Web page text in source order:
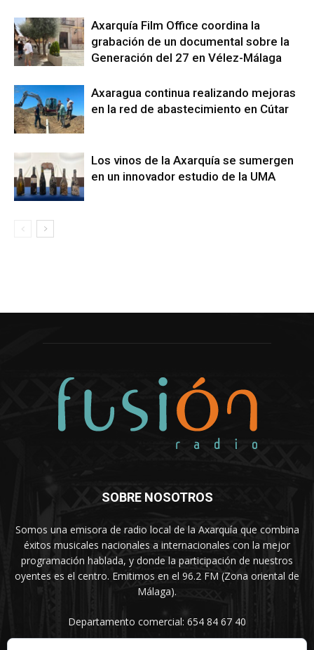
Axarquía Film Office coordina la
grabación de un documental sobre la
Generación del 27 en Vélez-Málaga
Axaragua continua realizando mejoras
en la red de abastecimiento en Cútar
Los vinos de la Axarquía se sumergen
en un innovador estudio de la UMA
SOBRE NOSOTROS
Somos una emisora de radio local de la Axarquía que combina
éxitos musicales nacionales a internacionales con la mejor
programación hablada, y donde la participación de nuestros
oyentes es el centro. Emitimos en el 96.2 FM (Zona oriental de
Málaga).
Departamento comercial: 654 84 67 40